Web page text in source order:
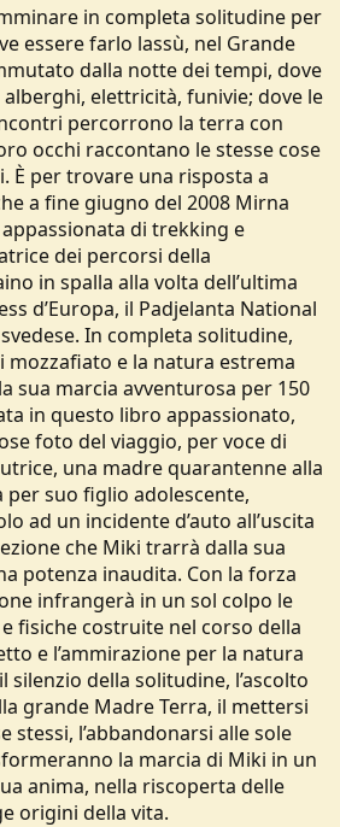
in completa solitudine per
essere farlo lassù, nel Grande
dalla notte dei tempi, dove
elettricità, funivie; dove le
percorrono la terra con
occhi raccontano le stesse cose
È per trovare una risposta a
a fine giugno del 2008 Mirna
di trekking e
dei percorsi della
in spalla alla volta dell’ultima
d’Europa, il Padjelanta National
In completa solitudine,
mozzafiato e la natura estrema
sua marcia avventurosa per 150
in questo libro appassionato,
foto del viaggio, per voce di
una madre quarantenne alla
per suo figlio adolescente,
ad un incidente d’auto all’uscita
che Miki trarrà dalla sua
potenza inaudita. Con la forza
infrangerà in un sol colpo le
fisiche costruite nel corso della
e l’ammirazione per la natura
silenzio della solitudine, l’ascolto
grande Madre Terra, il mettersi
stessi, l’abbandonarsi alle sole
la marcia di Miki in un
anima, nella riscoperta delle
origini della vita.